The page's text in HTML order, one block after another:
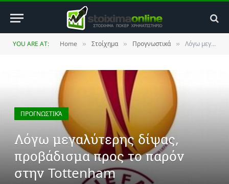
YOU ARE AT: Home » Στοίχημα » Προγνωστικά » Λόγω μεγαλύτερης δίψας, προβάδισμα προς το παρόν στην Tottenham
ΠΡΟΓΝΩΣΤΙΚΆ
Λόγω μεγαλύτερης δίψας,
προβάδισμα προς το παρόν
στην Tottenham